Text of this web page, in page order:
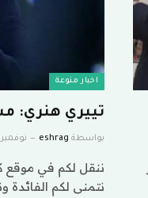
اخبار منوعة
تييري هنري:
بواسطة eshrag نوفمبر 14, 2023
ننقل لكم في
نتمنى لكم الفائدة